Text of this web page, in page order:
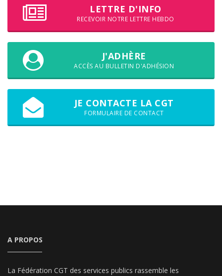
LETTRE D'INFO
RECEVOIR NOTRE LETTRE HEBDO
J'ADHÈRE
ACCÈS AU BULLETIN D'ADHÉSION
JE CONTACTE LA CGT
FORMULAIRE DE CONTACT
A PROPOS
La Fédération CGT des services publics rassemble les